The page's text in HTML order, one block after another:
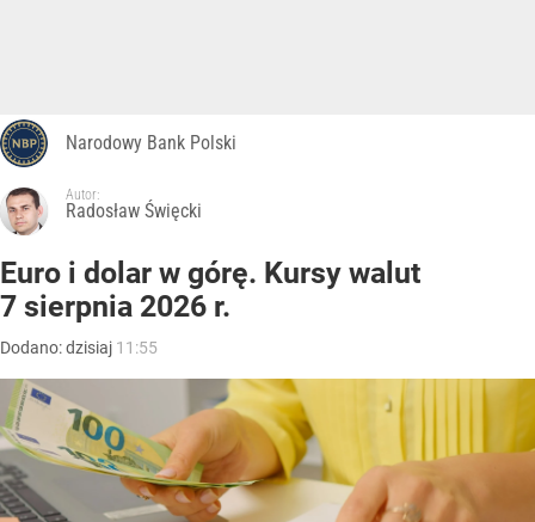
Narodowy Bank Polski
Autor:
Radosław Święcki
Euro i dolar w górę. Kursy walut
7 sierpnia 2026 r.
Dodano:dzisiaj 11:55